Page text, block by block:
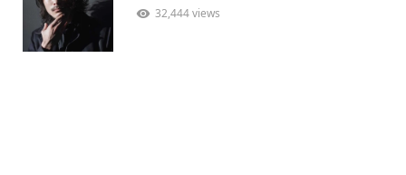
32,444 views